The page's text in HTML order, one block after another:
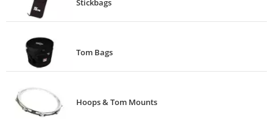
Stickbags
Tom Bags
Hoops & Tom Mounts